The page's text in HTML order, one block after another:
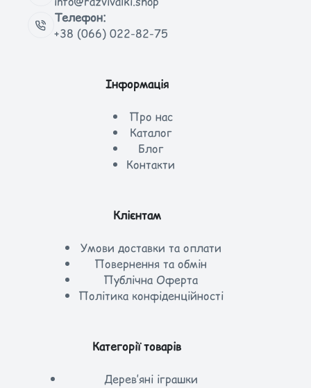
Телефон:
+38 (066) 022-82-75
Інформація
Про нас
Каталог
Блог
Контакти
Клієнтам
Умови доставки та оплати
Повернення та обмін
Публічна Оферта
Політика конфіденційності
Категорії товарів
Дерев’яні іграшки